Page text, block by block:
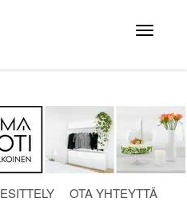
Avaa
valikko
ESITTELY OTA YHTEYTTÄ